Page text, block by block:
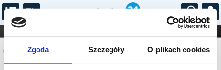
Zgoda Szczegóły O plikach cookies
...
FILHARMONIA OPERA I BALET
STAND-UP
DLA DZIECI
Komunikat